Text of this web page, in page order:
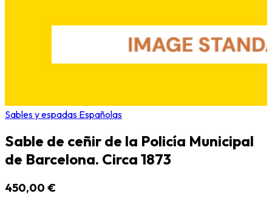
Sables y espadas Españolas
Sable de ceñir de la Policía Municipal
de Barcelona. Circa 1873
450,00 €